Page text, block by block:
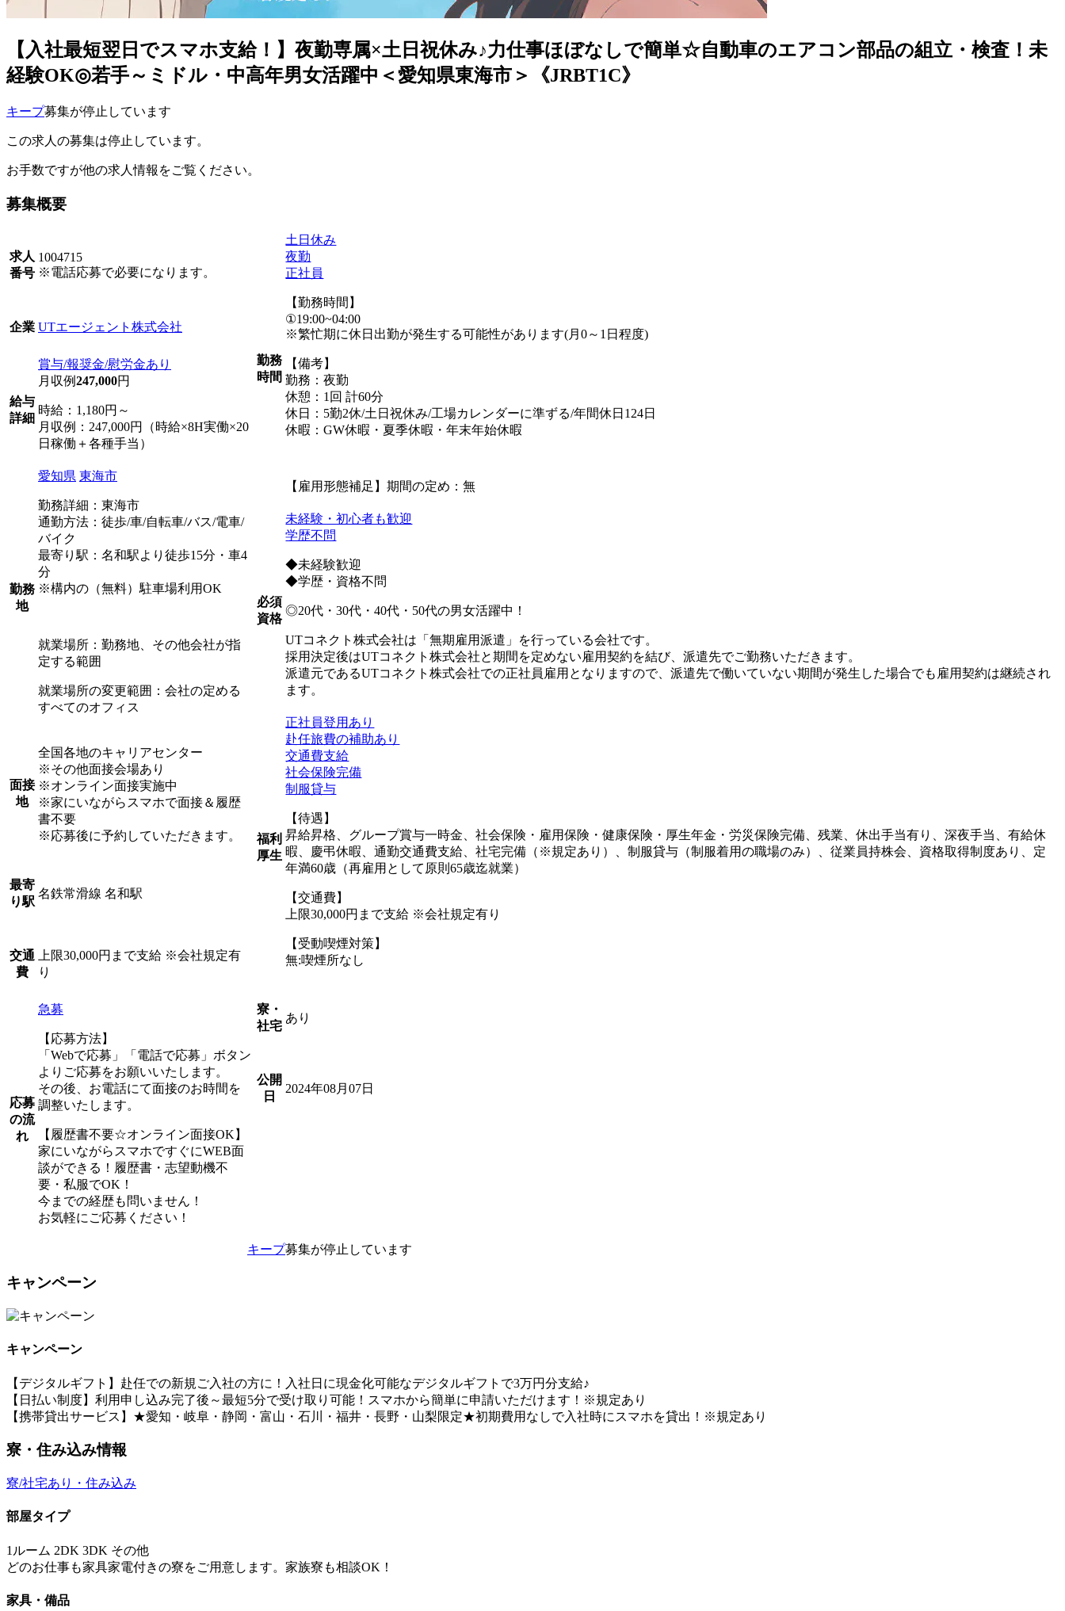
【入社最短翌日でスマホ支給！】夜勤専属×土日祝休み♪力仕事ほぼなしで簡単☆自動車のエアコン部品の組立・検査！未
経験OK◎若手～ミドル・中高年男女活躍中＜愛知県東海市＞《JRBT1C》
キープ募集が停止しています
この求人の募集は停止しています。
お手数ですが他の求人情報をご覧ください。
募集概要
求人
番号
1004715
※電話応募で必要になります。
企業 UTエージェント株式会社
給与
詳細
賞与/報奨金/慰労金あり
月収例247,000円
時給：1,180円～
月収例：247,000円（時給×8H実働×20
日稼働＋各種手当）
勤務
地
愛知県 東海市
勤務詳細：東海市
通勤方法：徒歩/車/自転車/バス/電車/
バイク
最寄り駅：名和駅より徒歩15分・車4
分
※構内の（無料）駐車場利用OK
就業場所：勤務地、その他会社が指
定する範囲
就業場所の変更範囲：会社の定める
すべてのオフィス
面接
地
全国各地のキャリアセンター
※その他面接会場あり
※オンライン面接実施中
※家にいながらスマホで面接＆履歴
書不要
※応募後に予約していただきます。
最寄
り駅
名鉄常滑線 名和駅
交通
費
上限30,000円まで支給 ※会社規定有
り
応募
の流
れ
急募
【応募方法】
「Webで応募」「電話で応募」ボタン
よりご応募をお願いいたします。
その後、お電話にて面接のお時間を
調整いたします。
【履歴書不要☆オンライン面接OK】
家にいながらスマホですぐにWEB面
談ができる！履歴書・志望動機不
要・私服でOK！
今までの経歴も問いません！
お気軽にご応募ください！
勤務
時間
土日休み
夜勤
正社員
【勤務時間】
①19:00~04:00
※繁忙期に休日出勤が発生する可能性があります(月0～1日程度)
【備考】
勤務：夜勤
休憩：1回 計60分
休日：5勤2休/土日祝休み/工場カレンダーに準ずる/年間休日124日
休暇：GW休暇・夏季休暇・年末年始休暇
【雇用形態補足】期間の定め：無
必須
資格
未経験・初心者も歓迎
学歴不問
◆未経験歓迎
◆学歴・資格不問
◎20代・30代・40代・50代の男女活躍中！
UTコネクト株式会社は「無期雇用派遣」を行っている会社です。
採用決定後はUTコネクト株式会社と期間を定めない雇用契約を結び、派遣先でご勤務いただきます。
派遣元であるUTコネクト株式会社での正社員雇用となりますので、派遣先で働いていない期間が発生した場合でも雇用契約は継続され
ます。
福利
厚生
正社員登用あり
赴任旅費の補助あり
交通費支給
社会保険完備
制服貸与
【待遇】
昇給昇格、グループ賞与一時金、社会保険・雇用保険・健康保険・厚生年金・労災保険完備、残業、休出手当有り、深夜手当、有給休
暇、慶弔休暇、通勤交通費支給、社宅完備（※規定あり）、制服貸与（制服着用の職場のみ）、従業員持株会、資格取得制度あり、定
年満60歳（再雇用として原則65歳迄就業）
【交通費】
上限30,000円まで支給 ※会社規定有り
【受動喫煙対策】
無:喫煙所なし
寮・
社宅
あり
公開
日
2024年08月07日
キープ募集が停止しています
キャンペーン
キャンペーン
【デジタルギフト】赴任での新規ご入社の方に！入社日に現金化可能なデジタルギフトで3万円分支給♪
【日払い制度】利用申し込み完了後～最短5分で受け取り可能！スマホから簡単に申請いただけます！※規定あり
【携帯貸出サービス】★愛知・岐阜・静岡・富山・石川・福井・長野・山梨限定★初期費用なしで入社時にスマホを貸出！※規定あり
寮・住み込み情報
寮/社宅あり・住み込み
部屋タイプ
1ルーム 2DK 3DK その他
どのお仕事も家具家電付きの寮をご用意します。家族寮も相談OK！
家具・備品